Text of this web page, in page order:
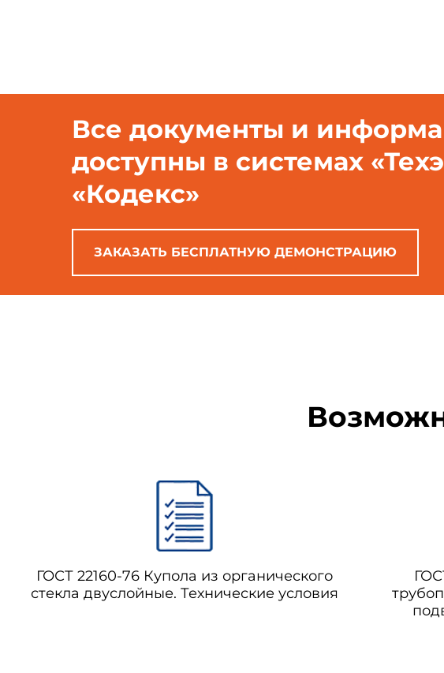
Все документы и
доступны в системах
«Кодекс»
ЗАКАЗАТЬ БЕСПЛАТНУЮ ДЕМОНСТРАЦИЮ
ГОСТ 22160-76 Купола из органического
стекла двуслойные. Технические условия